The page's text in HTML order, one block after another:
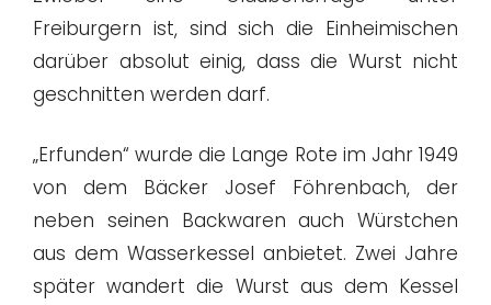
Freiburgern ist, sind sich die Einheimischen
darüber absolut einig, dass die Wurst nicht
geschnitten werden darf.
„Erfunden“ wurde die Lange Rote im Jahr 1949
von dem Bäcker Josef Föhrenbach, der
neben seinen Backwaren auch Würstchen
aus dem Wasserkessel anbietet. Zwei Jahre
später wandert die Wurst aus dem Kessel